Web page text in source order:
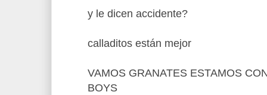
y le dicen accidente?
calladitos están mejor
VAMOS GRANATES ESTAMOS
BOYS